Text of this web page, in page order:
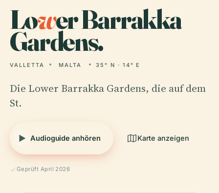
Lower Barrakka
Gardens.
VALLETTA MALTA 35° N · 14° E
Die Lower Barrakka Gardens, die auf dem
St.
Audioguide anhören Karte anzeigen
Geprüft April 2026